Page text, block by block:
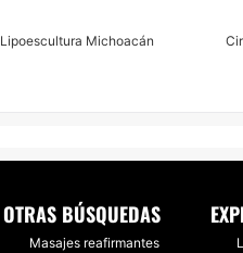
Lipoescultura Michoacán
OTRAS BÚSQUEDAS
Masajes reafirmantes